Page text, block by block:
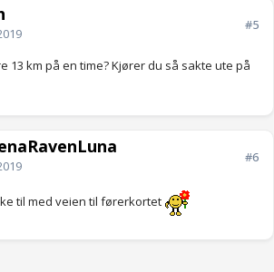
#5
13 km på en time? Kjører du så sakte ute på
#6
til med veien til førerkortet